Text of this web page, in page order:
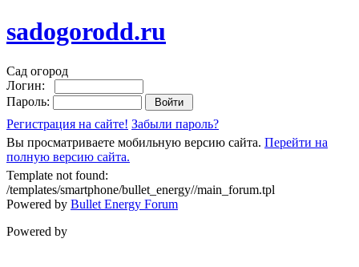
sadogorodd.ru
Сад огород
Логин:
Пароль:
Регистрация на сайте! Забыли пароль?
Вы просматриваете мобильную версию сайта. Перейти на
полную версию сайта.
Template not found:
/templates/smartphone/bullet_energy//main_forum.tpl
Powered by Bullet Energy Forum
Powered by